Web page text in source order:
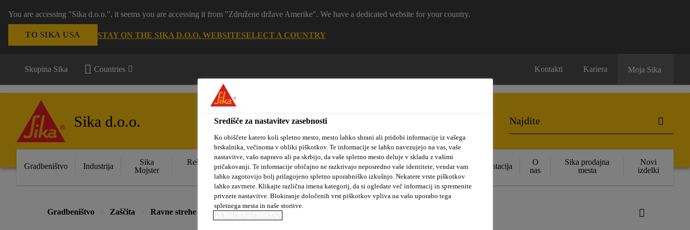
You are accessing "Sika d.o.o.", it seems you are accessing it from "Združene države Amerike". We have a dedicated website for your country.
TO SIKA USA STAY ON THE SIKA D.O.O. WEBSITESELECT A COUNTRY
Skupina Sika Countries Kontakti Kariera Moja Sika
Sika d.o.o.
Gradbeništvo Industrija
Sika
Mojster
Rešitve za stanovanjske
objekte
Sika hidroizolacijske
rešitve
Kotiček za
arhitekte
Dokumentacija
O
nas
Sika prodajna
mesta
Novi
izdelki
Gradbeništvo Zaščita Ravne strehe Dodatki in oprema
Središče za nastavitev zasebnosti
Ko obiščete katero koli spletno mesto, mesto lahko shrani ali pridobi informacije iz vašega
brskalnika, večinoma v obliki piškotkov. Te informacije se lahko navezujejo na vas, vaše
nastavitve, vašo napravo ali pa skrbijo, da vaše spletno mesto deluje v skladu z vašimi
pričakovanji. Te informacije običajno ne razkrivajo neposredno vaše identitete, vendar vam
lahko zagotovijo bolj prilagojeno spletno uporabniško izkušnjo. Nekatere vrste piškotkov
lahko zavrnete. Klikajte različna imena kategorij, da si ogledate več informacij in spremenite
privzete nastavitve. Blokiranje določenih vrst piškotkov vpliva na vašo uporabo tega
spletnega mesta in naše storitve.
POLITIKA PIŠKOTKOV